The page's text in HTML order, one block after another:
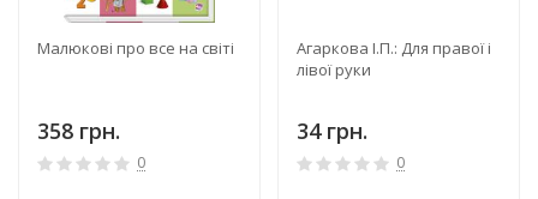
Малюкові про все на світі
358 грн.
0
Агаркова І.П.: Для правої і
лівої руки
34 грн.
0